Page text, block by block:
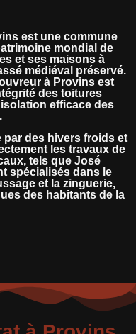
est une commune
mondial de
et ses maisons à
médiéval préservé.
à Provins est
des toitures
efficace des
par des hivers froids et
les travaux de
tels que José
spécialisés dans le
et la zinguerie,
des habitants de la